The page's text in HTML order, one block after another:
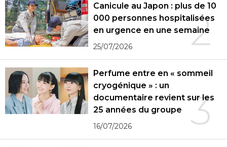
2
Canicule au Japon : plus de 10
000 personnes hospitalisées
en urgence en une semaine
25/07/2026
3
Perfume entre en « sommeil
cryogénique » : un
documentaire revient sur les
25 années du groupe
16/07/2026